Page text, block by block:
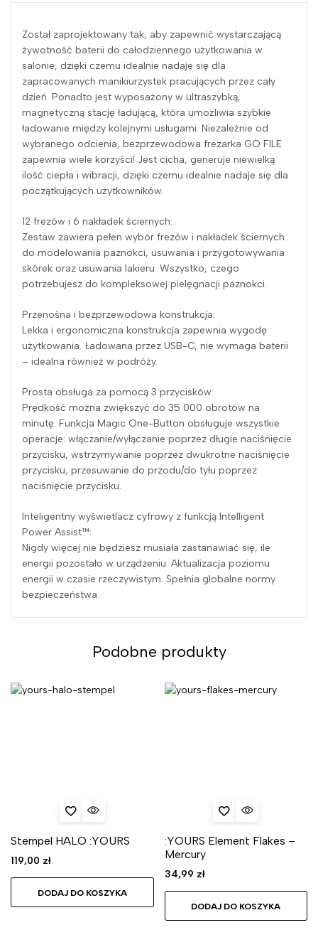
Został zaprojektowany tak, aby zapewnić wystarczającą
żywotność baterii do całodziennego użytkowania w
salonie, dzięki czemu idealnie nadaje się dla
zapracowanych manikiurzystek pracujących przez cały
dzień. Ponadto jest wyposażony w ultraszybką,
magnetyczną stację ładującą, która umożliwia szybkie
ładowanie między kolejnymi usługami. Niezależnie od
wybranego odcienia, bezprzewodowa frezarka GO FILE
zapewnia wiele korzyści! Jest cicha, generuje niewielką
ilość ciepła i wibracji, dzięki czemu idealnie nadaje się dla
początkujących użytkowników.
12 frezów i 6 nakładek ściernych:
Zestaw zawiera pełen wybór frezów i nakładek ściernych
do modelowania paznokci, usuwania i przygotowywania
skórek oraz usuwania lakieru. Wszystko, czego
potrzebujesz do kompleksowej pielęgnacji paznokci.
Przenośna i bezprzewodowa konstrukcja:
Lekka i ergonomiczna konstrukcja zapewnia wygodę
użytkowania. Ładowana przez USB-C, nie wymaga baterii
– idealna również w podróży.
Prosta obsługa za pomocą 3 przycisków:
Prędkość można zwiększyć do 35 000 obrotów na
minutę. Funkcja Magic One-Button obsługuje wszystkie
operacje: włączanie/wyłączanie poprzez długie naciśnięcie
przycisku, wstrzymywanie poprzez dwukrotne naciśnięcie
przycisku, przesuwanie do przodu/do tyłu poprzez
naciśnięcie przycisku.
Inteligentny wyświetlacz cyfrowy z funkcją Intelligent
Power Assist™:
Nigdy więcej nie będziesz musiała zastanawiać się, ile
energii pozostało w urządzeniu. Aktualizacja poziomu
energii w czasie rzeczywistym. Spełnia globalne normy
bezpieczeństwa.
Podobne produkty
Stempel HALO :YOURS
119,00 zł
DODAJ DO KOSZYKA
:YOURS Element Flakes –
Mercury
34,99 zł
DODAJ DO KOSZYKA